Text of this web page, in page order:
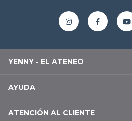
YENNY - EL ATENEO
AYUDA
ATENCIÓN AL CLIENTE